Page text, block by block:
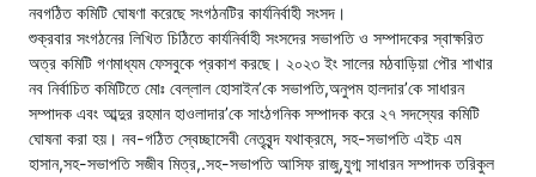
নবগঠিত কমিটি ঘোষণা করেছে সংগঠনটির কার্যনির্বাহী সংসদ।
শুক্রবার সংগঠনের লিখিত চিঠিতে কার্যনির্বাহী সংসদের সভাপতি ও সম্পাদকের স্বাক্ষরিত
অত্র কমিটি গণমাধ্যম ফেসবুকে প্রকাশ করছে। ২০২৩ ইং সালের মঠবাড়িয়া পৌর শাখার
নব নির্বাচিত কমিটিতে মোঃ বেল্লাল হোসাইন’কে সভাপতি,অনুপম হালদার’কে সাধারন
সম্পাদক এবং আব্দুর রহমান হাওলাদার’কে সাংঠগনিক সম্পাদক করে ২৭ সদস্যের কমিটি
ঘোষনা করা হয়। নব-গঠিত স্বেচ্ছাসেবী নেতৃবৃন্দ যথাক্রমে, সহ-সভাপতি এইচ এম
হাসান,সহ-সভাপতি সজীব মিত্র,.সহ-সভাপতি আসিফ রাজু,যুগ্ম সাধারন সম্পাদক তরিকুল